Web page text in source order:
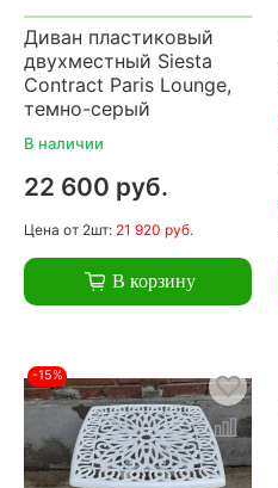
Диван пластиковый
двухместный Siesta
Contract Paris Lounge,
темно-серый
В наличии
22 600 руб.
Цена от 2шт: 21 920 руб.
В корзину
-15%